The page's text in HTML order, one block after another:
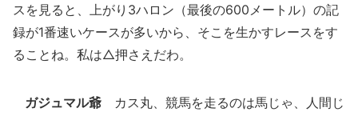
スを見ると、上がり3ハロン（最後の600メートル）の記
録が1番速いケースが多いから、そこを生かすレースをす
ることね。私は△押さえだわ。
ガジュマル爺 カス丸、競馬を走るのは馬じゃ、人間じ